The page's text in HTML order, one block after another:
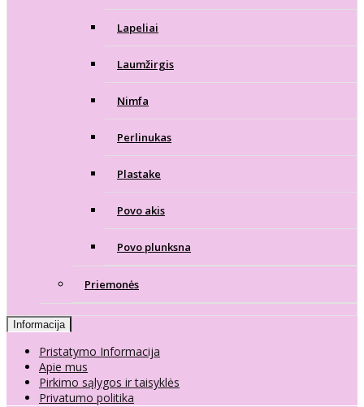
Lapeliai
Laumžirgis
Nimfa
Perlinukas
Plastake
Povo akis
Povo plunksna
Priemonės
Informacija
Pristatymo Informacija
Apie mus
Pirkimo sąlygos ir taisyklės
Privatumo politika